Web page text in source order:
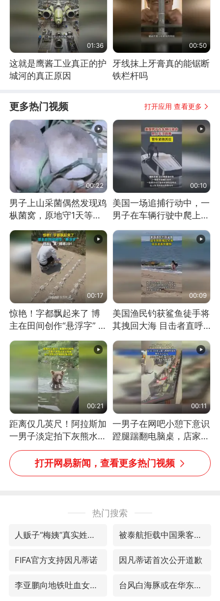
01:36
这就是鹰酱工业真正的护
城河的真正原因
00:50
牙线抹上牙膏真的能锯断
铁栏杆吗
更多热门视频 打开应用 查看更多
00:22
男子上山采菌偶然发现鸡
枞菌窝，原地守1天等它
00:10
美国一场追捕行动中，一
男子在车辆行驶中爬上车
00:17
惊艳！字都飘起来了 博
主在田间创作“悬浮字” 网
00:09
美国渔民钓获鲨鱼徒手将
其拽回大海 目击者直呼
消息）
00:21
距离仅几英尺！阿拉斯加
一男子淡定拍下灰熊水中
捕食鲑鱼全程
00:11
一男子在网吧小憩下意识
蹬腿踹翻电脑桌，店家3
台显示器与机械臂损坏
打开网易新闻，查看更多热门视频
热门搜索
人贩子“梅姨”真实姓名曝光 被泰航拒载中国乘客：免费改签没兑现
FIFA官方支持因凡蒂诺 因凡蒂诺首次公开道歉
李亚鹏向地铁吐血女孩捐99999元 台风白海豚或在华东沿海登陆